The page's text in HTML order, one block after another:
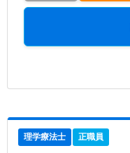
理学療法士 正職員